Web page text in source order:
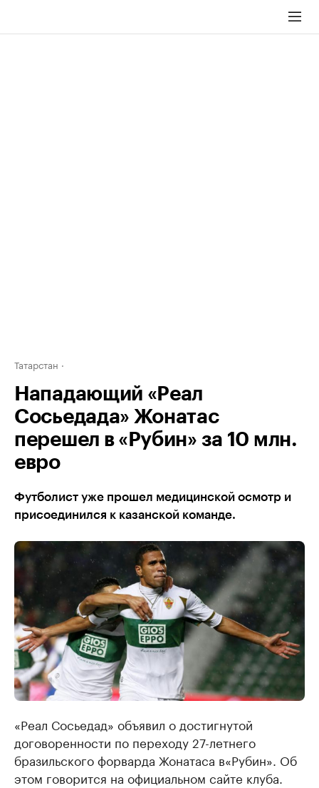
Татарстан
Нападающий «Реал
Сосьедада» Жонатас
перешел в «Рубин» за 10 млн.
евро
Футболист уже прошел медицинской осмотр и
присоединился к казанской команде.
«Реал Сосьедад» объявил о достигнутой
договоренности по переходу 27-летнего
бразильского форварда Жонатаса в«Рубин». Об
этом говорится на официальном сайте клуба.